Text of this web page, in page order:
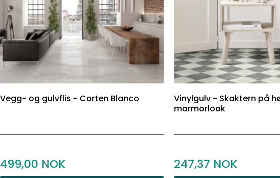
Vegg- og gulvflis - Corten Blanco
499,00
Vinylgulv - Skaktern på
marmorlook
247,37